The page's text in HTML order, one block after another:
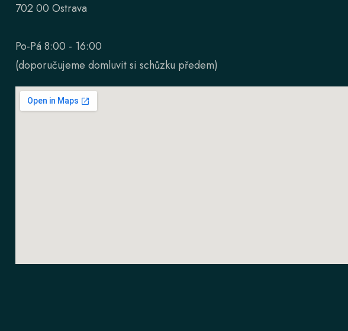
702 00 Ostrava
Po-Pá 8:00 - 16:00
(doporučujeme domluvit si schůzku předem)